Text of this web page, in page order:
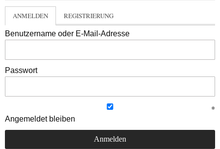
ANMELDEN REGISTRIERUNG
Benutzername oder E-Mail-Adresse
Passwort
Angemeldet bleiben